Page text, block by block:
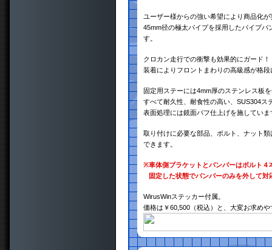
ユーザー様からの強い希望により商品化
45mm径の極太パイプを採用したパイプ
す。
クロカン走行での衝撃も効果的にガード
装着によりフロントまわりの高級感が格
固定用ステーには4mm厚のステンレス板
すべて耐久性、耐食性の高い、SUS304ス
表面処理には鏡面バフ仕上げを施してい
取り付けに必要な部品、ボルト、ナット
できます。
※車体側ブラケットとバンパーはボルト
固定した状態でバンパーのみを外して対
WirusWinステッカー付属。
価格は￥60,500（税込）と、大変お求め